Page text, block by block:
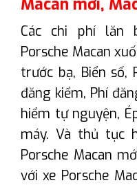
Macan mới,
Các chi phí lăn
Porsche Macan
trước bạ, Biển số,
đăng kiểm, Phí
hiểm tự nguyện,
máy. Và thủ tục
Porsche Macan
với xe Porsche